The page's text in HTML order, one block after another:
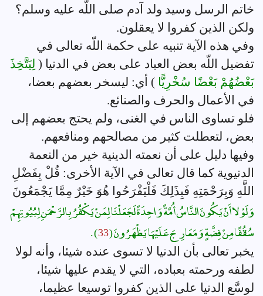
خاتم الرسل وسيد ولد آدم صلى اللّه عليه وسلم؟
ولكن الذين كفروا لا يعقلون.
وفي هذه الآية تنبيه على حكمة اللّه تعالى في
تفضيل اللّه بعض العباد على بعض في الدنيا ( لِيَتَّخِذَ
بَعْضُهُمْ بَعْضًا سُخْرِيًّا ) أي: ليسخر بعضهم بعضا،
في الأعمال والحرف والصنائع.
فلو تساوى الناس في الغنى، ولم يحتج بعضهم إلى
بعض، لتعطلت كثير من مصالحهم ومنافعهم.
وفيها دليل على أن نعمته الدينية خير من النعمة
الدنيوية كما قال تعالى في الآية الأخرى: قُلْ بِفَضْلِ
اللَّهِ وَبِرَحْمَتِهِ فَبِذَلِكَ فَلْيَفْرَحُوا هُوَ خَيْرٌ مِمَّا يَجْمَعُونَ
وَلَوْلا أَنْ يَكُونَ النَّاسُ أُمَّةً وَاحِدَةً لَجَعَلْنَا لِمَنْ يَكْفُرُ بِالرَّحْمَنِ لِبُيُوتِهِمْ
سُقُفًا مِنْ فِضَّةٍ وَمَعَارِجَ عَلَيْهَا يَظْهَرُونَ ( ) .
يخبر تعالى بأن الدنيا لا تسوى عنده شيئا، وأنه لولا
لطفه ورحمته بعباده، التي لا يقدم عليها شيئا،
لوسَّع الدنيا على الذين كفروا توسيعا عظيما،